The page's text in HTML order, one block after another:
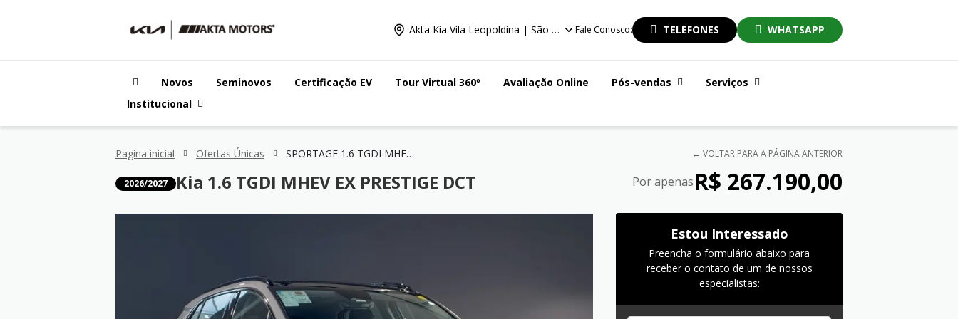
Akta Kia Vila Leopoldina | São PauloFale Conosco: TELEFONES WHATSAPP
Novos Seminovos Certificação EV Tour Virtual 360º Avaliação Online Pós-vendas
Serviços
Institucional
Pagina inicial Ofertas Únicas SPORTAGE 1.6 TGDI MHEV EX PRESTIGE DCT ← VOLTAR PARA A PÁGINA ANTERIOR
2026/2027 Kia 1.6 TGDI MHEV EX PRESTIGE DCT Por apenasR$ 267.190,00
Estou Interessado
Preencha o formulário abaixo para
receber o contato de um de nossos
especialistas: